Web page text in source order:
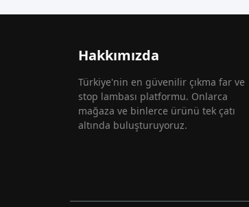
Hakkımızda
Türkiye'nin en güvenilir çıkma far ve
stop lambası platformu. Onlarca
mağaza ve binlerce ürünü tek çatı
altında buluşturuyoruz.